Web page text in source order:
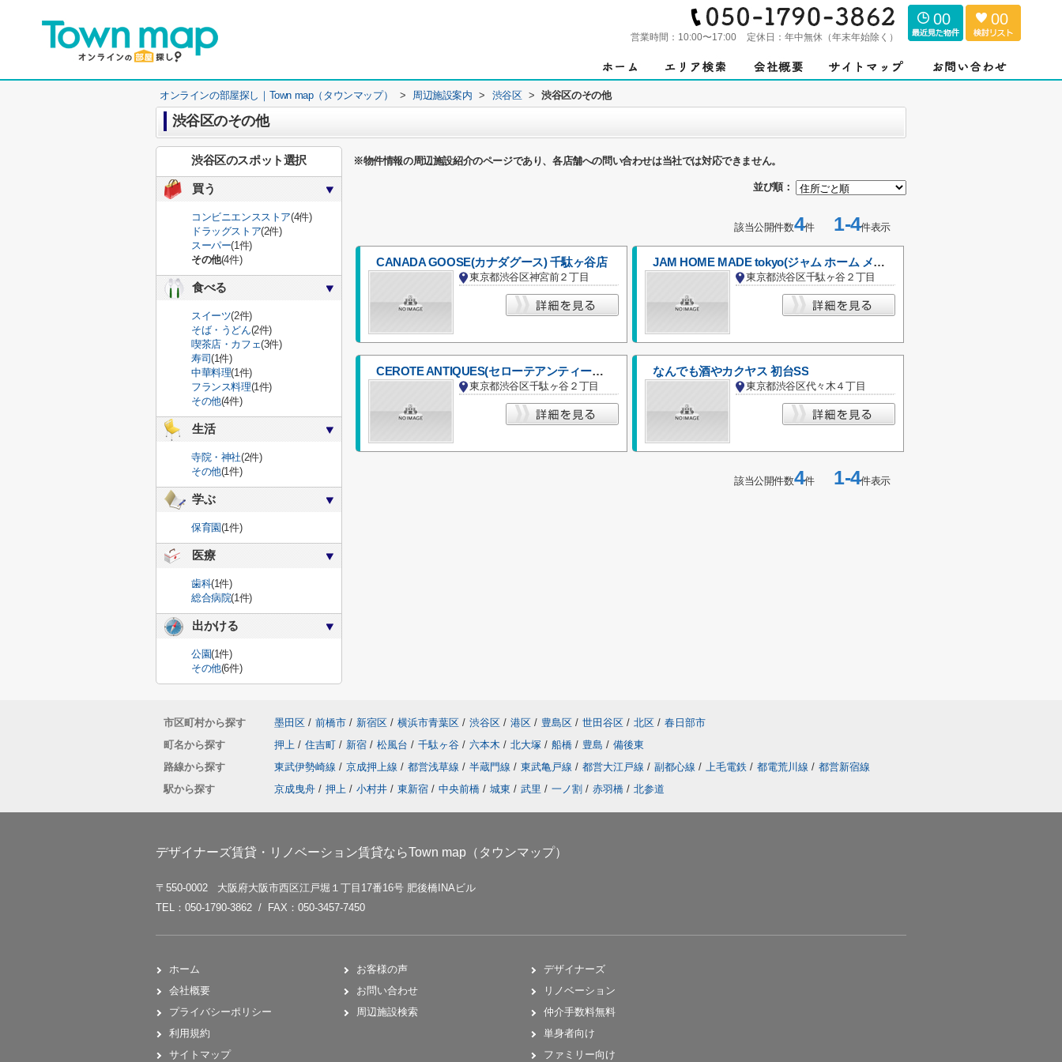
営業時間： 10:00〜17:00 定休日： 年中無休（年末年始除く）
00 00
オンラインの部屋探し｜Town map（タウンマップ） > 周辺施設案内 > 渋谷区 > 渋谷区のその他
渋谷区のその他
※物件情報の周辺施設紹介のページであり、各店舗への問い合わせは当社では対応できません。
並び順：
該当公開件数4件1-4件表示
CANADA GOOSE(カナダグース) 千駄ヶ谷店
東京都渋谷区神宮前２丁目
JAM HOME MADE tokyo(ジャム ホーム メイド トウキョウ)
東京都渋谷区千駄ヶ谷２丁目
CEROTE ANTIQUES(セローテアンティークス) 千駄ヶ谷店
東京都渋谷区千駄ヶ谷２丁目
なんでも酒やカクヤス 初台SS
東京都渋谷区代々木４丁目
該当公開件数4件1-4件表示
渋谷区のスポット選択
買う
コンビニエンスストア(4件)
ドラッグストア(2件)
スーパー(1件)
その他(4件)
食べる
スイーツ(2件)
そば・うどん(2件)
喫茶店・カフェ(3件)
寿司(1件)
中華料理(1件)
フランス料理(1件)
その他(4件)
生活
寺院・神社(2件)
その他(1件)
学ぶ
保育園(1件)
医療
歯科(1件)
総合病院(1件)
出かける
公園(1件)
その他(6件)
市区町村から探す 墨田区 / 前橋市 / 新宿区 / 横浜市青葉区 / 渋谷区 / 港区 / 豊島区 / 世田谷区 / 北区 / 春日部市
町名から探す
押上 / 住吉町 / 新宿 / 松風台 / 千駄ヶ谷 / 六本木 / 北大塚 / 船橋 / 豊島 / 備後東
路線から探す
東武伊勢崎線 / 京成押上線 / 都営浅草線 / 半蔵門線 / 東武亀戸線 / 都営大江戸線 / 副都心線 / 上毛電鉄 / 都電荒川線 / 都営新宿線
駅から探す
京成曳舟 / 押上 / 小村井 / 東新宿 / 中央前橋 / 城東 / 武里 / 一ノ割 / 赤羽橋 / 北参道
デザイナーズ賃貸・リノベーション賃貸ならTown map（タウンマップ）
〒550-0002 大阪府大阪市西区江戸堀１丁目17番16号 肥後橋INAビル
TEL：050-1790-3862 / FAX：050-3457-7450
ホーム
会社概要
プライバシーポリシー
利用規約
サイトマップ
お客様の声
お問い合わせ
周辺施設検索
デザイナーズ
リノベーション
仲介手数料無料
単身者向け
ファミリー向け